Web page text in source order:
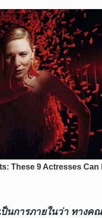
ารภายในว่า ทางคณ